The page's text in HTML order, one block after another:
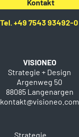
Kontakt
Tel. +49 7543 93492-0
VISIONEO
Strategie + Design
Argenweg 50
88085 Langenargen
kontakt@visioneo.com
Strategie